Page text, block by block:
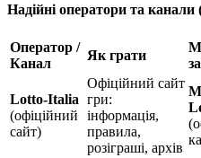
Надійні оператори та канали
Оператор /
Канал
Як грати
Lotto-Italia
(офіційний
сайт)
Офіційний сайт
гри:
інформація,
правила,
розіграші, архів